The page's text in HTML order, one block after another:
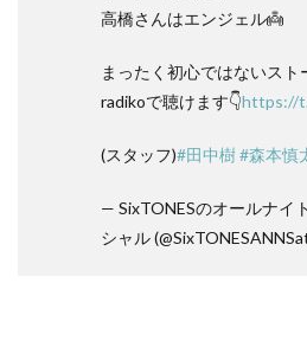
高橋さんはエンジェル👼
まったく初心ではないスト
radikoで聴けます👇https://
(スタッフ)#田中樹#森本慎
— SixTONESのオールナイ
シャル